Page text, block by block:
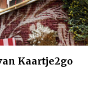
Kaartje2go